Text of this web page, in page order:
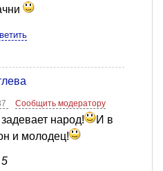
Сообщить модератору
народ!
И в
и молодец!